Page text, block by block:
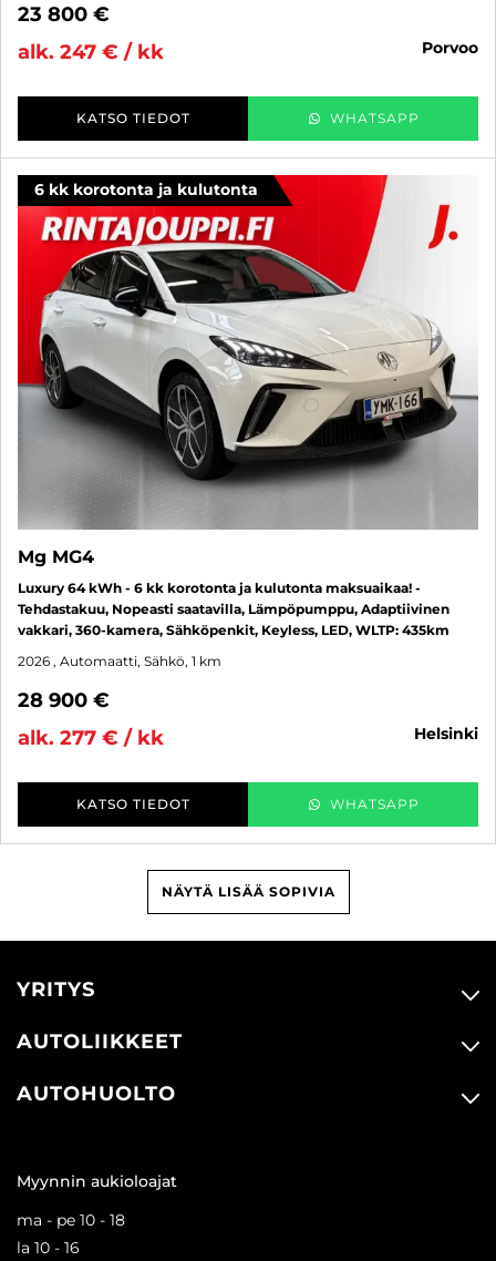
23 800 €
alk. 247 € / kk
porvoo
KATSO TIEDOT WHATSAPP
6 kk korotonta ja kulutonta
Mg MG4
Luxury 64 kWh - 6 kk korotonta ja kulutonta maksuaikaa! -
Tehdastakuu, Nopeasti saatavilla, Lämpöpumppu, Adaptiivinen
vakkari, 360-kamera, Sähköpenkit, Keyless, LED, WLTP: 435km
2026 , Automaatti, Sähkö, 1 km
28 900 €
alk. 277 € / kk
helsinki
KATSO TIEDOT WHATSAPP
NÄYTÄ LISÄÄ SOPIVIA
YRITYS
AUTOLIIKKEET
AUTOHUOLTO
Myynnin aukioloajat
ma - pe 10 - 18
la 10 - 16